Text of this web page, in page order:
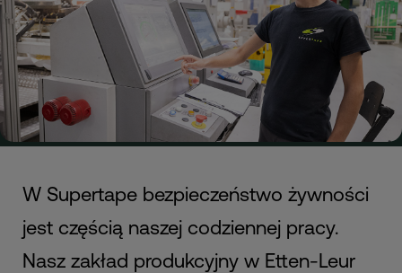
W Supertape bezpieczeństwo żywności
jest częścią naszej codziennej pracy.
Nasz zakład produkcyjny w Etten-Leur